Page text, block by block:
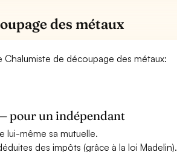
des métaux
de découpage des métaux:
pour un indépendant
lui-même sa mutuelle.
des impôts (grâce à la loi Madelin).